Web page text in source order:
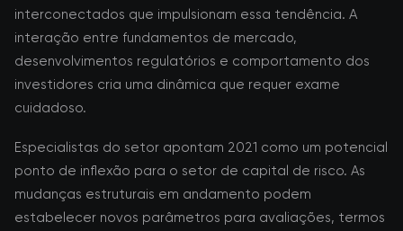
interconectados que impulsionam essa tendência. A
interação entre fundamentos de mercado,
desenvolvimentos regulatórios e comportamento dos
investidores cria uma dinâmica que requer exame
cuidadoso.
Especialistas do setor apontam 2021 como um potencial
ponto de inflexão para o setor de capital de risco. As
mudanças estruturais em andamento podem
estabelecer novos parâmetros para avaliações, termos